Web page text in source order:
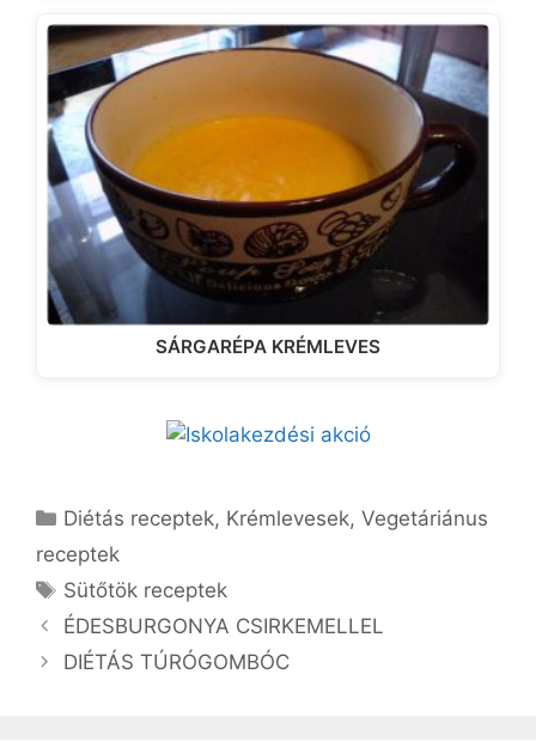
SÁRGARÉPA KRÉMLEVES
Kategória
Diétás receptek, Krémlevesek,Vegetáriánus
receptek
Címkék
Sütőtök receptek
ÉDESBURGONYA CSIRKEMELLEL
DIÉTÁS TÚRÓGOMBÓC